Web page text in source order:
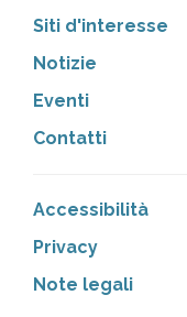
Siti d'interesse
Notizie
Eventi
Contatti
Accessibilità
Privacy
Note legali